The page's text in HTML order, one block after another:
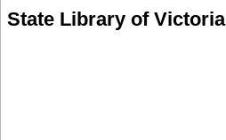
State Library of Victoria